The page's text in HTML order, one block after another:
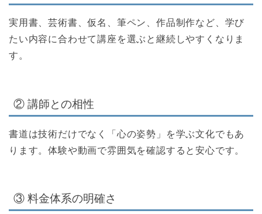
実用書、芸術書、仮名、筆ペン、作品制作など、学び
たい内容に合わせて講座を選ぶと継続しやすくなりま
す。
② 講師との相性
書道は技術だけでなく「心の姿勢」を学ぶ文化でもあ
ります。体験や動画で雰囲気を確認すると安心です。
③ 料金体系の明確さ